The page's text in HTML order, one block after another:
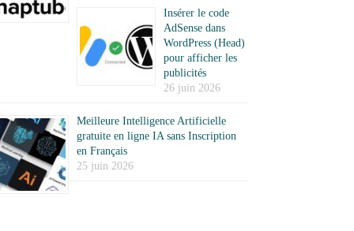
Insérer le code
AdSense dans
WordPress (Head)
pour afficher les
publicités
26 juin 2026
Meilleure Intelligence Artificielle
gratuite en ligne IA sans Inscription
en Français
25 juin 2026